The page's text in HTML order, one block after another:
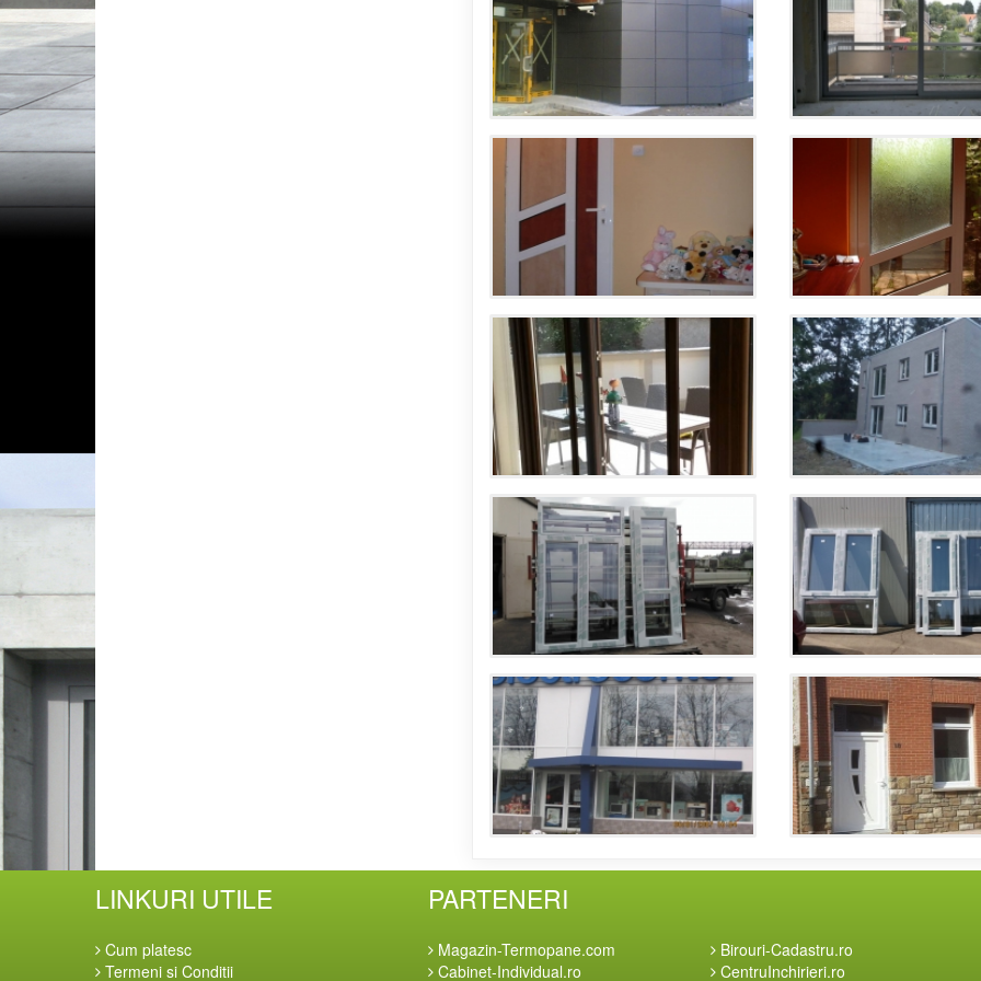
LINKURI UTILE
Cum platesc
Termeni si Conditii
PARTENERI
Magazin-Termopane.com
Cabinet-Individual.ro
Birouri-Cadastru.ro
CentruInchirieri.ro